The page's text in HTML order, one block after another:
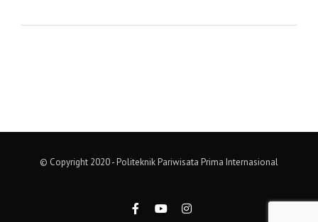
© Copyright 2020 - Politeknik Pariwisata Prima Internasional